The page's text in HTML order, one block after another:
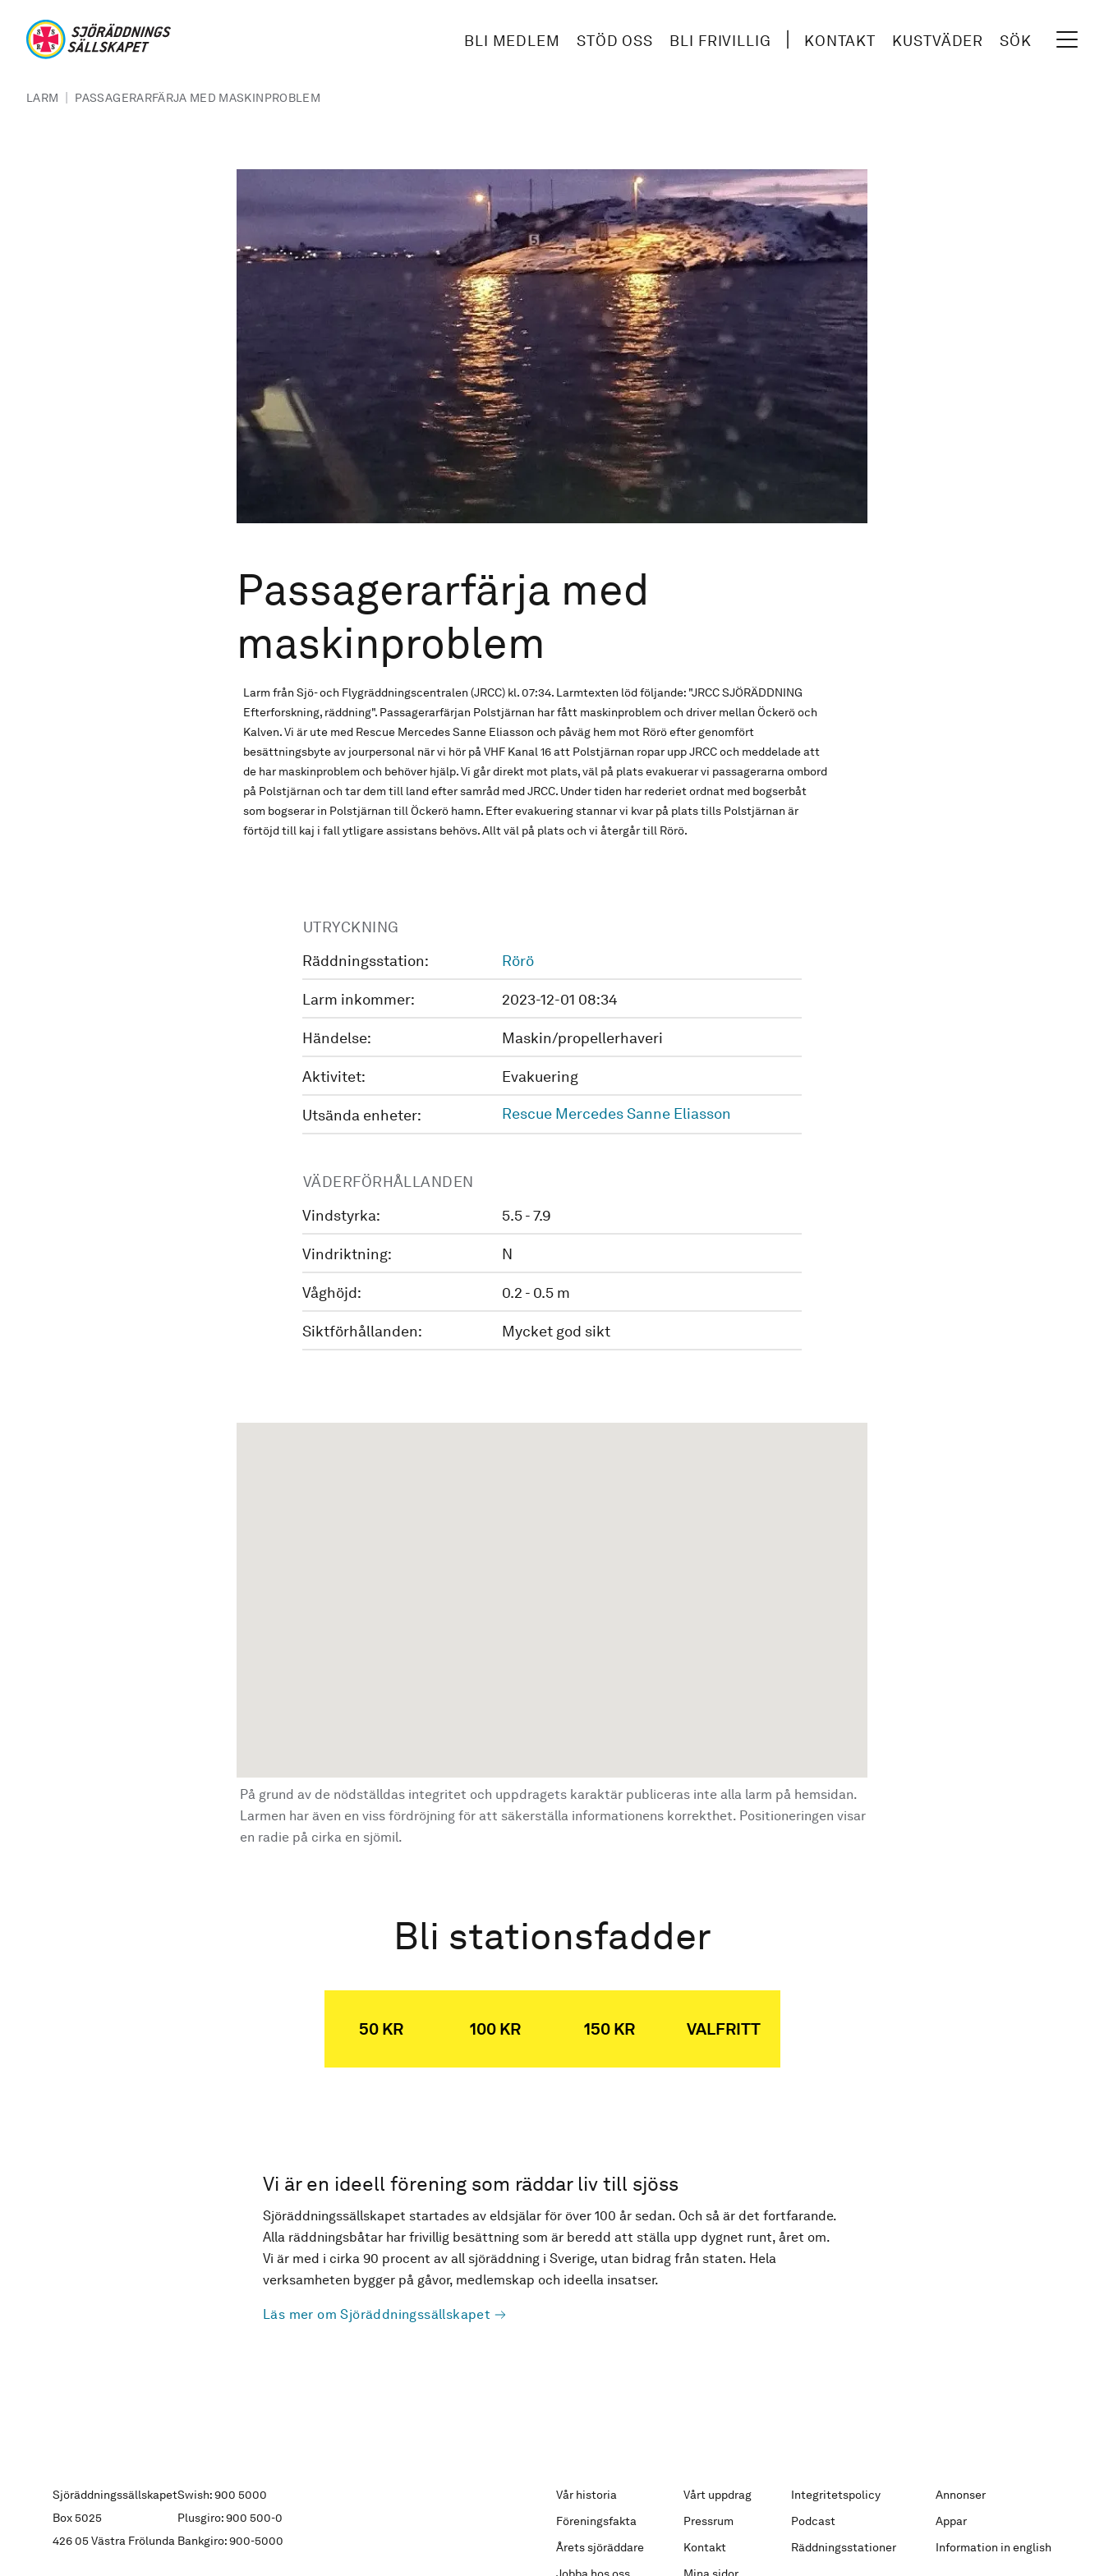
BLI MEDLEM STÖD OSS BLI FRIVILLIG KONTAKT KUSTVÄDER SÖK
LARM | PASSAGERARFÄRJA MED MASKINPROBLEM
Passagerarfärja med
maskinproblem
Larm från Sjö- och Flygräddningscentralen (JRCC) kl. 07:34. Larmtexten löd följande: "JRCC SJÖRÄDDNING
Efterforskning, räddning". Passagerarfärjan Polstjärnan har fått maskinproblem och driver mellan Öckerö och
Kalven. Vi är ute med Rescue Mercedes Sanne Eliasson och påväg hem mot Rörö efter genomfört
besättningsbyte av jourpersonal när vi hör på VHF Kanal 16 att Polstjärnan ropar upp JRCC och meddelade att
de har maskinproblem och behöver hjälp. Vi går direkt mot plats, väl på plats evakuerar vi passagerarna ombord
på Polstjärnan och tar dem till land efter samråd med JRCC. Under tiden har rederiet ordnat med bogserbåt
som bogserar in Polstjärnan till Öckerö hamn. Efter evakuering stannar vi kvar på plats tills Polstjärnan är
förtöjd till kaj i fall ytligare assistans behövs. Allt väl på plats och vi återgår till Rörö.
UTRYCKNING
Räddningsstation:
Rörö
Larm inkommer: 2023-12-01 08:34
Händelse: Maskin/propellerhaveri
Aktivitet: Evakuering
Utsända enheter: Rescue Mercedes Sanne Eliasson
VÄDERFÖRHÅLLANDEN
Vindstyrka:
5.5 - 7.9
Vindriktning: N
Våghöjd: 0.2 - 0.5 m
Siktförhållanden: Mycket god sikt
På grund av de nödställdas integritet och uppdragets karaktär publiceras inte alla larm på hemsidan.
Larmen har även en viss fördröjning för att säkerställa informationens korrekthet. Positioneringen visar
en radie på cirka en sjömil.
Bli stationsfadder
50 KR 100 KR 150 KR VALFRITT
Vi är en ideell förening som räddar liv till sjöss
Sjöräddningssällskapet startades av eldsjälar för över 100 år sedan. Och så är det fortfarande.
Alla räddningsbåtar har frivillig besättning som är beredd att ställa upp dygnet runt, året om.
Vi är med i cirka 90 procent av all sjöräddning i Sverige, utan bidrag från staten. Hela
verksamheten bygger på gåvor, medlemskap och ideella insatser.
Läs mer om Sjöräddningssällskapet
Sjöräddningssällskapet
Box 5025
426 05 Västra Frölunda
Swish: 900 5000
Plusgiro: 900 500-0
Bankgiro: 900-5000
Vår historia Vårt uppdrag Integritetspolicy
Annonser
Föreningsfakta
Pressrum Podcast
Appar
Årets sjöräddare
Kontakt Räddningsstationer
Information in english